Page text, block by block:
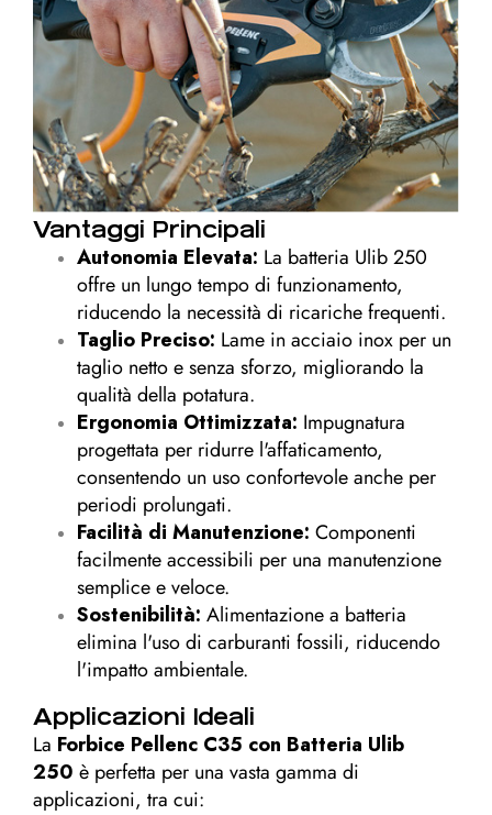
Vantaggi Principali
Autonomia Elevata: La batteria Ulib 250
offre un lungo tempo di funzionamento,
riducendo la necessità di ricariche frequenti.
Taglio Preciso: Lame in acciaio inox per un
taglio netto e senza sforzo, migliorando la
qualità della potatura.
Ergonomia Ottimizzata: Impugnatura
progettata per ridurre l'affaticamento,
consentendo un uso confortevole anche per
periodi prolungati.
Facilità di Manutenzione: Componenti
facilmente accessibili per una manutenzione
semplice e veloce.
Sostenibilità: Alimentazione a batteria
elimina l'uso di carburanti fossili, riducendo
l'impatto ambientale.
Applicazioni Ideali
La Forbice Pellenc C35 con Batteria Ulib
250 è perfetta per una vasta gamma di
applicazioni, tra cui: